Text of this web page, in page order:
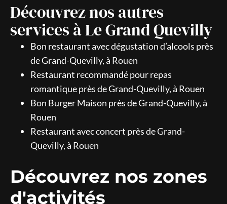
Découvrez nos autres
services à Le Grand Quevilly
Bon restaurant avec dégustation d’alcools près
de Grand-Quevilly, à Rouen
Restaurant recommandé pour repas
romantique près de Grand-Quevilly, à Rouen
Bon Burger Maison près de Grand-Quevilly, à
Rouen
Restaurant avec concert près de Grand-
Quevilly, à Rouen
Découvrez nos zones
d'activités